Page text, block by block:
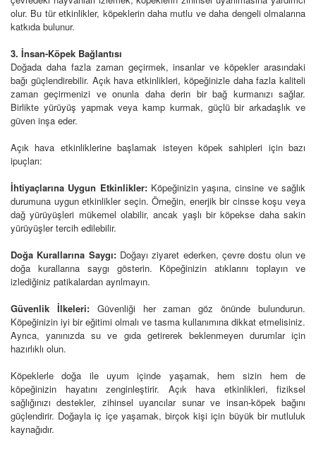
olur. Bu tür etkinlikler, köpeklerin daha mutlu ve daha dengeli olmalarına
katkıda bulunur.
3. İnsan-Köpek Bağlantısı
Doğada daha fazla zaman geçirmek, insanlar ve köpekler arasındaki
bağı güçlendirebilir. Açık hava etkinlikleri, köpeğinizle daha fazla kaliteli
zaman geçirmenizi ve onunla daha derin bir bağ kurmanızı sağlar.
Birlikte yürüyüş yapmak veya kamp kurmak, güçlü bir arkadaşlık ve
güven inşa eder.
Açık hava etkinliklerine başlamak isteyen köpek sahipleri için bazı
ipuçları:
İhtiyaçlarına Uygun Etkinlikler:Köpeğinizin yaşına, cinsine ve sağlık
durumuna uygun etkinlikler seçin. Örneğin, enerjik bir cinsse koşu veya
dağ yürüyüşleri mükemel olabilir, ancak yaşlı bir köpekse daha sakin
yürüyüşler tercih edilebilir.
Doğa Kurallarına Saygı:Doğayı ziyaret ederken, çevre dostu olun ve
doğa kurallarına saygı gösterin. Köpeğinizin atıklarını toplayın ve
izlediğiniz patikalardan ayrılmayın.
Güvenlik İlkeleri:Güvenliği her zaman göz önünde bulundurun.
Köpeğinizin iyi bir eğitimi olmalı ve tasma kullanımına dikkat etmelisiniz.
Ayrıca, yanınızda su ve gıda getirerek beklenmeyen durumlar için
hazırlıklı olun.
Köpeklerle doğa ile uyum içinde yaşamak, hem sizin hem de
köpeğinizin hayatını zenginleştirir. Açık hava etkinlikleri, fiziksel
sağlığınızı destekler, zihinsel uyarıcılar sunar ve insan-köpek bağını
güçlendirir. Doğayla iç içe yaşamak, birçok kişi için büyük bir mutluluk
kaynağıdır.